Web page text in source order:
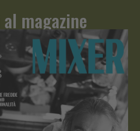
magazine